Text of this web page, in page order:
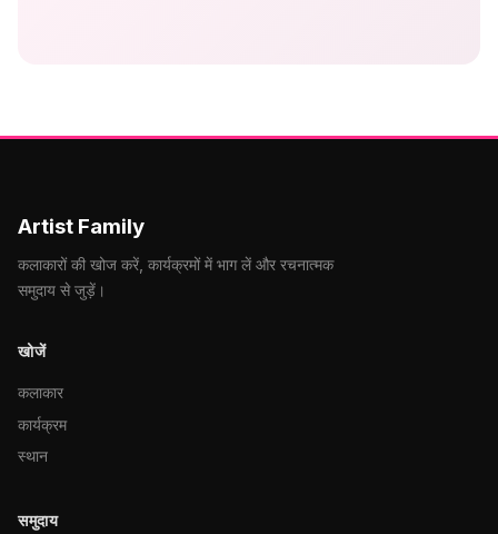
Artist Family
कलाकारों की खोज करें, कार्यक्रमों में भाग लें और रचनात्मक
समुदाय से जुड़ें।
खोजें
कलाकार
कार्यक्रम
स्थान
समुदाय